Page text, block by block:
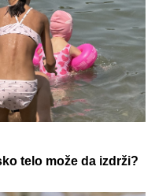
telo može da izdrži?